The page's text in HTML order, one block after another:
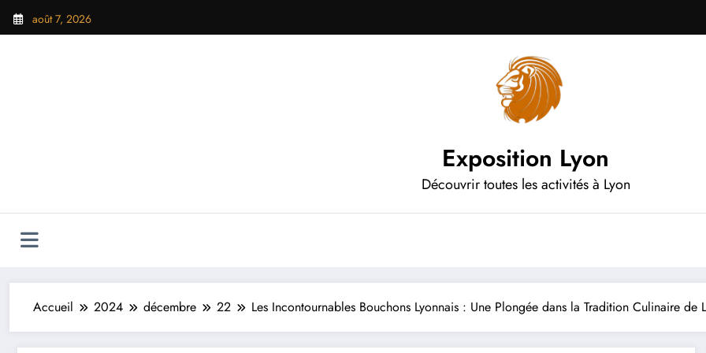
Aller
août 7, 2026
Exposition Lyon
Découvrir toutes les activités à Lyon
Accueil 2024 décembre 22 Les Incontournables Bouchons Lyonnais : Une Plongée dans la Tradition Culinaire de